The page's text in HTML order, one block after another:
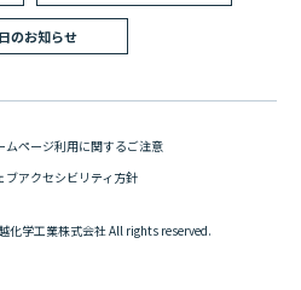
のお知らせ
ムページ利用に関するご注意
ブアクセシビリティ方針
学工業株式会社 All rights reserved.